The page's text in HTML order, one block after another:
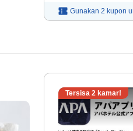
Gunakan 2 kupon
Tersisa 2 kamar!